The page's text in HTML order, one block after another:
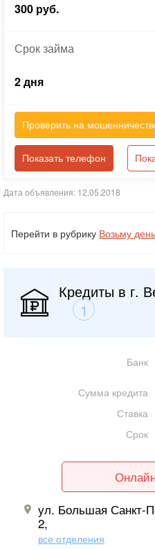
300 руб.
Срокзайма
2 дня
Проверить на
Показать телефон
Дата объявления: 12.05.2018
Перейти в рубрику Возьму
Кредиты в г.
1
Банк
Сумма кредита
Ставка
Срок
ул. Большая Санкт-
2,
все отделения